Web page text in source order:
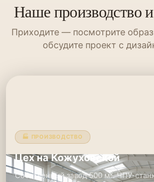
Наше производство
Приходите — посмотрите
обсудите проект с
🏭 ПРОИЗВОДСТВО
Цех на Кожуховской
Собственный завод 500 м². ЧПУ-